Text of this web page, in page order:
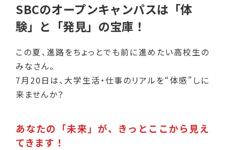
SBCのオープンキャンパスは「体
験」と「発見」の宝庫！
この夏、進路をちょっとでも前に進めたい高校生の
みなさん。
7月20日は、大学生活・仕事のリアルを“体感”しに
来ませんか？
あなたの「未来」が、きっとここから見え
てきます！